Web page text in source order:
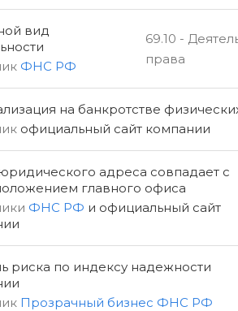
вид
ФНС РФ
69.10 -
права
на банкротстве
официальный сайт компании
адреса совпадает с
главного офиса
ФНС РФ и официальный сайт
риска по индексу надежности
Прозрачный бизнес ФНС РФ